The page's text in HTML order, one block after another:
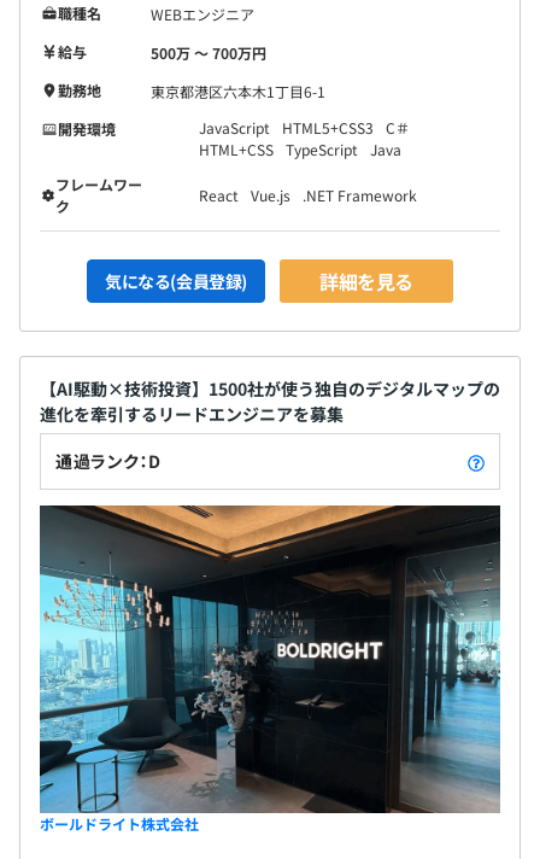
職種名
WEBエンジニア
給与
500万 〜 700万円
勤務地
東京都港区六本木1丁目6-1
開発環境
JavaScript HTML5+CSS3
C＃
HTML+CSS TypeScript
Java
フレームワー
ク
React Vue.js .NET Framework
気になる(会員登録) 詳細を見る
【AI駆動×技術投資】1500社が使う独自のデジタルマップの
進化を牽引するリードエンジニアを募集
通過ランク：D
ボールドライト株式会社